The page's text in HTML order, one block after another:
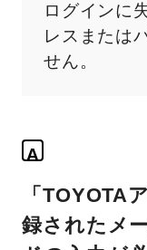
ログインに
レスまたは
せん。
A
「TOYOTA
録されたメ